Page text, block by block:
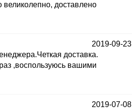
доставлено
2019-09-23
доставка.
,воспользуюсь вашими
2019-07-08